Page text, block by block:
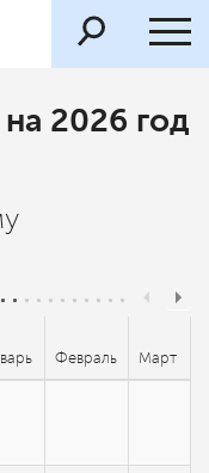
2026 год
Февраль Март